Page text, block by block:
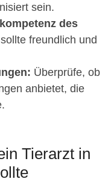
sein.
des
freundlich und
Überprüfe, ob
anbietet, die
Tierarzt in